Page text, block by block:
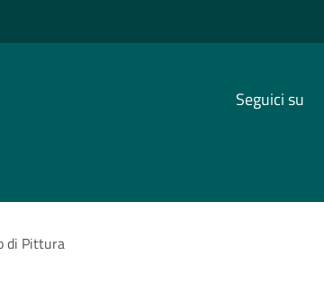
Seguici su
di Pittura